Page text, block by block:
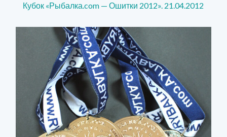
Кубок «Рыбалка.com — Ошитки 2012». 21.04.2012